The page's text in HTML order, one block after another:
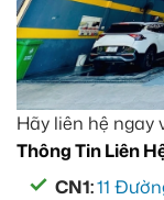
Hãy liên hệ ngay
Thông Tin Liên
CN1:11